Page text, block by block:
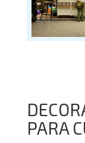
PARA